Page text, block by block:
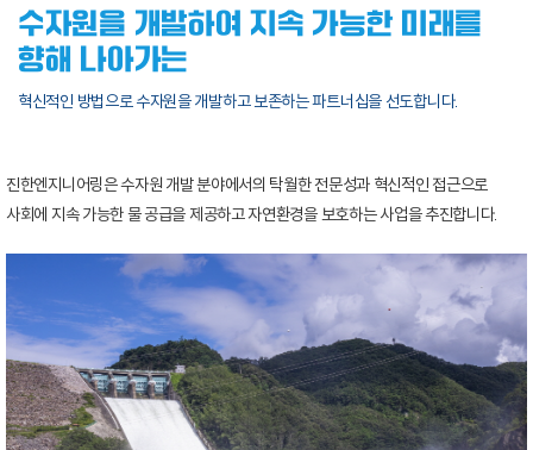
수자원을 개발하여 지속 가능한 미래를
향해 나아가는
혁신적인 방법으로 수자원을 개발하고 보존하는 파트너십을 선도합니다.
진한엔지니어링은 수자원 개발 분야에서의 탁월한 전문성과 혁신적인 접근으로
사회에 지속 가능한 물 공급을 제공하고 자연환경을 보호하는 사업을 추진합니다.